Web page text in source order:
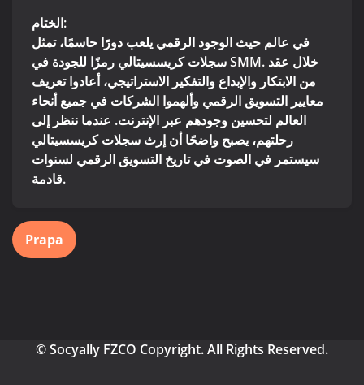
الختام:
في عالم حيث الوجود الرقمي يلعب دورًا حاسمًا، تمثل
سجلات كريسسيتالي رمزًا للجودة في SMM. خلال عقد
من الابتكار والإبداع والتفكير الاستراتيجي، أعادوا تعريف
معايير التسويق الرقمي وألهموا الشركات في جميع أنحاء
العالم لتحسين وجودهم عبر الإنترنت. عندما ننظر إلى
رحلتهم، يصبح واضحًا أن إرث سجلات كريسسيتالي
سيستمر في الصوت في تاريخ التسويق الرقمي لسنوات
قادمة.
Prapa
© Socyally FZCO Copyright. All Rights Reserved.